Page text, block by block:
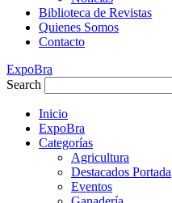
Biblioteca de Revistas
Quienes Somos
Contacto
ExpoBra
Search
Inicio
ExpoBra
Categorías
Agricultura
Destacados Portada
Eventos